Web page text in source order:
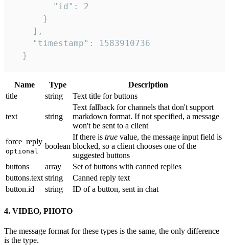
        "id": 2
      }
    ],
    "timestamp": 1583910736
  }
Name Type
Description
title
string Text title for buttons
text string
Text fallback for channels that don't support
markdown format. If not specified, a message
won't be sent to a client
force_reply
optional
boolean
If there is true value, the message input field is
blocked, so a client chooses one of the
suggested buttons
buttons
array
Set of buttons with canned replies
buttons.text string
Canned reply text
button.id
string ID of a button, sent in chat
4. VIDEO, PHOTO
The message format for these types is the same, the only difference
is the type.